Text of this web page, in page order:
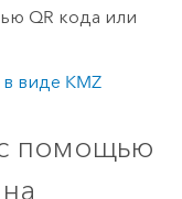
QR кода или
виде KMZ
помощью